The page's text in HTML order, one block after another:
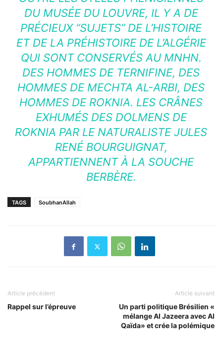
DU MUSÉE DU LOUVRE, IL Y A DE
PRÉCIEUX “SUJETS” DE L’HISTOIRE
ET DE LA PRÉHISTOIRE DE L’ALGÉRIE
QUI SONT CONSERVÉS AU MNHN.
DES HOMMES DE TERNIFINE, DES
HOMMES DE MECHTA AL-ARBI, DES
HOMMES DE ROKNIA. LES CRÂNES
EXHUMÉS DES DOLMENS DE
ROKNIA PAR LE NATURALISTE JULES
RENÉ BOURGUIGNAT,
APPARTIENNENT À LA SOUCHE
BERBÈRE.
TAGS SoubhanAllah
Article précédent
Rappel sur l’épreuve
Article suivant
Un parti politique Brésilien «
mélange Al Jazeera avec Al
Qaïda» et crée la polémique